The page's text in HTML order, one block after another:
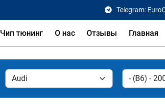
Telegram:
Чип тюнинг О нас Отзывы Главная